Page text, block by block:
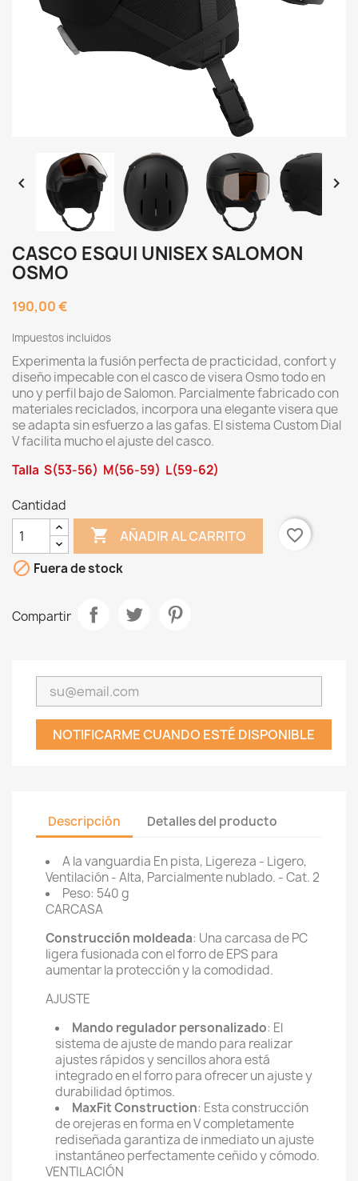
 
CASCO ESQUI UNISEX SALOMON
OSMO
190,00 €
Impuestos incluidos
Experimenta la fusión perfecta de practicidad, confort y
diseño impecable con el casco de visera Osmo todo en
uno y perfil bajo de Salomon. Parcialmente fabricado con
materiales reciclados, incorpora una elegante visera que
se adapta sin esfuerzo a las gafas. El sistema Custom Dial
V facilita mucho el ajuste del casco.
Talla S(53-56) M(56-59) L(59-62)
Cantidad
 AÑADIR AL CARRITO
favorite_border
 Fuera de stock
Compartir
NOTIFICARME CUANDO ESTÉ DISPONIBLE
Descripción Detalles del producto
A la vanguardia En pista, Ligereza - Ligero,
Ventilación - Alta, Parcialmente nublado. - Cat. 2
Peso: 540 g
CARCASA
Construcción moldeada: Una carcasa de PC
ligera fusionada con el forro de EPS para
aumentar la protección y la comodidad.
AJUSTE
Mando regulador personalizado: El
sistema de ajuste de mando para realizar
ajustes rápidos y sencillos ahora está
integrado en el forro para ofrecer un ajuste y
durabilidad óptimos.
MaxFit Construction: Esta construcción
de orejeras en forma en V completamente
rediseñada garantiza de inmediato un ajuste
instantáneo perfectamente ceñido y cómodo.
VENTILACIÓN